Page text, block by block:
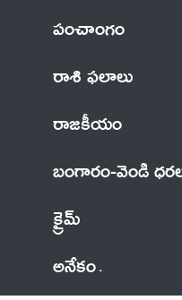
పంచాంగం
రాశి ఫలాలు
రాజకీయం
బంగారం-వెండి
క్రైమ్
అనేకం